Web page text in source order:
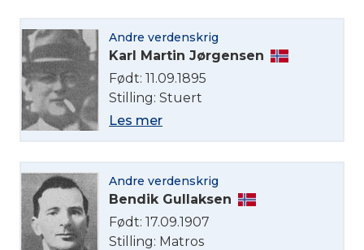
Andre verdenskrig
Karl Martin Jørgensen
Født: 11.09.1895
Stilling: Stuert
Les mer
Andre verdenskrig
Bendik Gullaksen
Født: 17.09.1907
Stilling: Matros